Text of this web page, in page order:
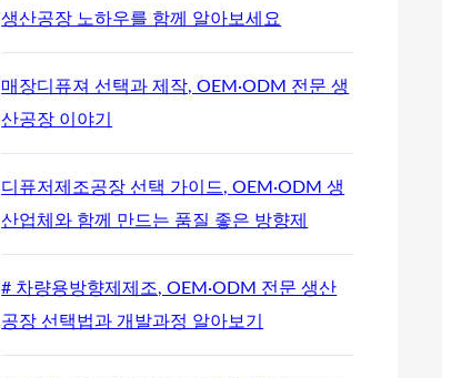
생산공장 노하우를 함께 알아보세요
매장디퓨져 선택과 제작, OEM·ODM 전문 생
산공장 이야기
디퓨저제조공장 선택 가이드, OEM·ODM 생
산업체와 함께 만드는 품질 좋은 방향제
# 차량용방향제제조, OEM·ODM 전문 생산
공장 선택법과 개발과정 알아보기